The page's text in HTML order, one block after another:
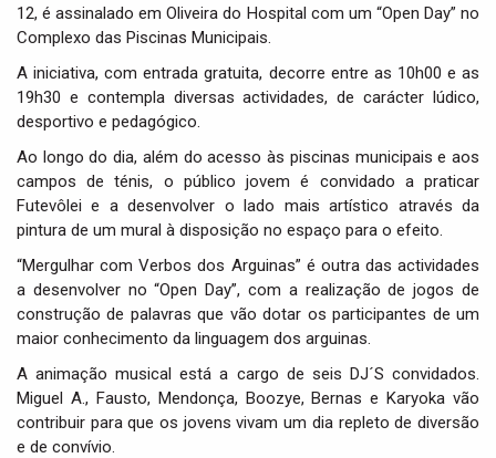
12, é assinalado em Oliveira do Hospital com um “Open Day” no
Complexo das Piscinas Municipais.
A iniciativa, com entrada gratuita, decorre entre as 10h00 e as
19h30 e contempla diversas actividades, de carácter lúdico,
desportivo e pedagógico.
Ao longo do dia, além do acesso às piscinas municipais e aos
campos de ténis, o público jovem é convidado a praticar
Futevôlei e a desenvolver o lado mais artístico através da
pintura de um mural à disposição no espaço para o efeito.
“Mergulhar com Verbos dos Arguinas” é outra das actividades
a desenvolver no “Open Day”, com a realização de jogos de
construção de palavras que vão dotar os participantes de um
maior conhecimento da linguagem dos arguinas.
A animação musical está a cargo de seis DJ´S convidados.
Miguel A., Fausto, Mendonça, Boozye, Bernas e Karyoka vão
contribuir para que os jovens vivam um dia repleto de diversão
e de convívio.